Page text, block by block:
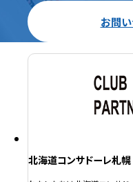
お問
北海道コンサドーレ札